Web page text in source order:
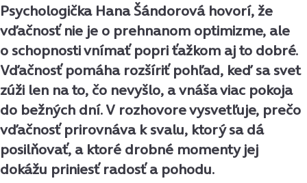
Psychologička Hana Šándorová hovorí, že
vďačnosť nie je o prehnanom optimizme, ale
o schopnosti vnímať popri ťažkom aj to dobré.
Vďačnosť pomáha rozšíriť pohľad, keď sa svet
zúži len na to, čo nevyšlo, a vnáša viac pokoja
do bežných dní. V rozhovore vysvetľuje, prečo
vďačnosť prirovnáva k svalu, ktorý sa dá
posilňovať, a ktoré drobné momenty jej
dokážu priniesť radosť a pohodu.